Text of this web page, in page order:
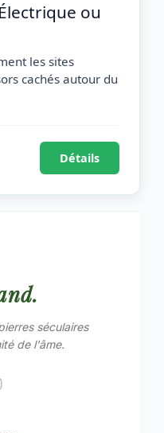
ou
les sites
cachés autour du
Détails
séculaires
de l'âme.